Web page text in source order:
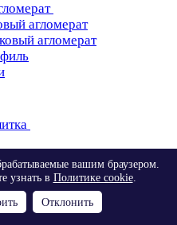
агломерат
агломерат
Optimum Glue
Optimum Glue
вашим браузером.
узнать в Политике cookie.
Отклонить